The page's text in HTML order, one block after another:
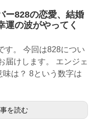
ー828の恋愛、結婚
運の波がやってく
す。 今回は828につい
届けします。 エンジェ
味は？ 8という数字は
を読む